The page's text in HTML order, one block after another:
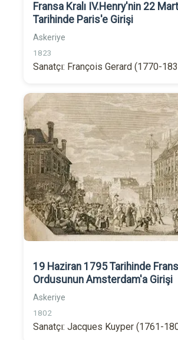
Fransa Kralı IV.Henry'nin 22
Tarihinde Paris'e Girişi
Askeriye
1823
Sanatçı: François Gerard (1770-
19 Haziran 1795 Tarihinde
Ordusunun Amsterdam'a Girişi
Askeriye
1802
Sanatçı: Jacques Kuyper (1761-